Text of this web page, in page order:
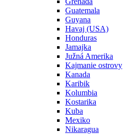
Guatemala
Guyana
Havaj (USA)
Honduras
Jamajka
Južná Amerika
Kajmanie ostrovy
Kanada
Karibik
Kolumbia
Kostarika
Kuba
Mexiko
Nikaragua